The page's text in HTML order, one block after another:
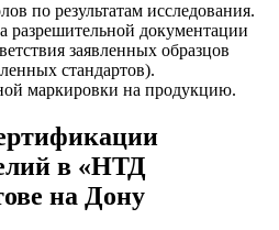
по результатам исследования.
разрешительной документации
заявленных образцов
стандартов).
маркировки на продукцию.
в «НТД
на Дону